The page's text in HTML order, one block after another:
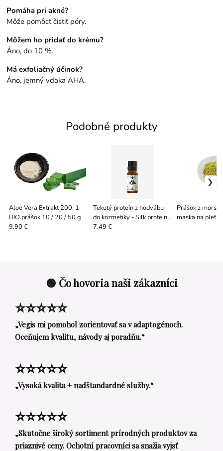
Pomáha pri akné?
Môže pomôcť čistiť póry.
Môžem ho pridať do krému?
Áno, do 10 %.
Má exfoliačný účinok?
Áno, jemný vďaka AHA.
Podobné produkty
Aloe Vera Extrakt 200: 1
BIO prášok 10 / 20 / 50 g
9.90 €
Tekutý proteín z hodvábu
do kozmetiky - Silk protein
10 g
7.49 €
Prášok z
maska na pleť
🟢 Čo hovoria naši zákazníci
⭐⭐⭐⭐⭐
„Vegis mi pomohol zorientovať sa v adaptogénoch.
Oceňujem kvalitu, návody aj poradňu.“
⭐⭐⭐⭐⭐
„Vysoká kvalita + nadštandardné služby.“
⭐⭐⭐⭐⭐
„Skutočne široký sortiment prírodných produktov za
priaznivé ceny. Ochotní pracovníci sa snažia vyjsť